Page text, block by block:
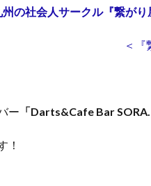
の社会人サークル『繋がり
＜『
ー 「Darts&Cafe Bar SORA.
！